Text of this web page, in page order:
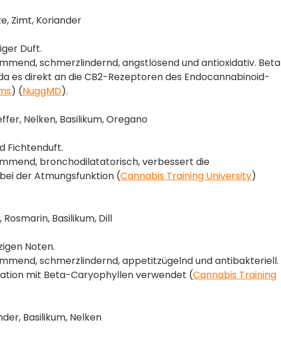
Zimt, Koriander
Duft.
schmerzlindernd, angstlösend und antioxidativ.
es direkt an die CB2-Rezeptoren des Endocannabinoid-
)​​ (NuggMD)​.
Nelken, Basilikum, Oregano
Fichtenduft.
bronchodilatatorisch, verbessert die
der Atmungsfunktion​ (Cannabis Training University)​​
Basilikum, Dill
Noten.
schmerzlindernd, appetitzügelnd und antibakteriell.
mit Beta-Caryophyllen verwendet​ (Cannabis Training
Basilikum, Nelken